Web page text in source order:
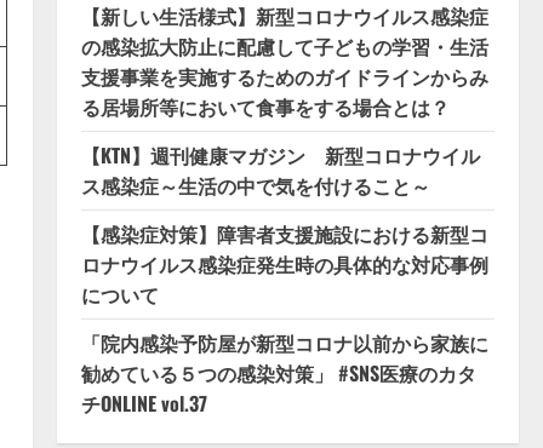
【新しい生活様式】新型コロナウイルス感染症
の感染拡大防止に配慮して子どもの学習・生活
支援事業を実施するためのガイドラインからみ
る居場所等において食事をする場合とは？
【KTN】週刊健康マガジン 新型コロナウイル
ス感染症～生活の中で気を付けること～
【感染症対策】障害者支援施設における新型コ
ロナウイルス感染症発生時の具体的な対応事例
について
「院内感染予防屋が新型コロナ以前から家族に
勧めている５つの感染対策」 #SNS医療のカタ
チONLINE vol.37